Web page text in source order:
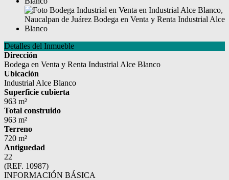
Detalles del Inmueble
Dirección
Bodega en Venta y Renta Industrial Alce Blanco
Ubicación
Industrial Alce Blanco
Superficie cubierta
963 m²
Total construido
963 m²
Terreno
720 m²
Antiguedad
22
(REF. 10987)
INFORMACIÓN BÁSICA